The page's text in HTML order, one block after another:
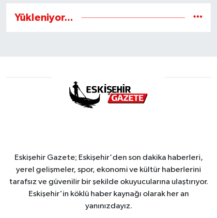
Yükleniyor...
Eskişehir Gazete; Eskişehir'den son dakika haberleri,
yerel gelişmeler, spor, ekonomi ve kültür haberlerini
tarafsız ve güvenilir bir şekilde okuyucularına ulaştırıyor.
Eskişehir'in köklü haber kaynağı olarak her an
yanınızdayız.